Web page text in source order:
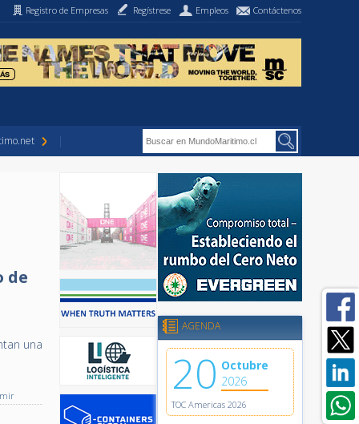
Registro de Empresas Regístrese Empleos Contáctenos
de
una
AGENDA
20 Octubre
2026
TOC Americas 2026